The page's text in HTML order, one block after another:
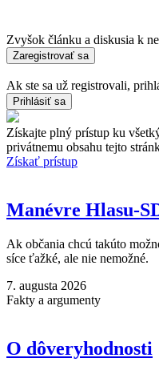
Zvyšok článku a diskusia k
Ak ste sa už registrovali,
Získajte plný prístup ku
privátnemu obsahu tejto
Získať prístup
Manévre Hlasu-
Ak občania chcú takúto
síce ťažké, ale nie nemožné.
7. augusta 2026
Fakty a argumenty
O dôveryhodnosti